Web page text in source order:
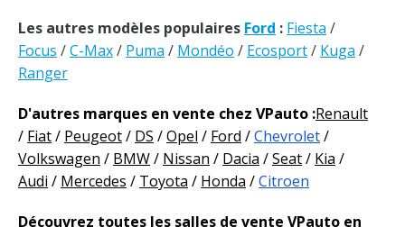
Les autres modèles populaires Ford : Fiesta /
Focus /C-Max/ Puma / Mondéo / Ecosport/ Kuga /
Ranger
D'autres marques en vente chez VPauto :Renault
/ Fiat/ Peugeot/ DS /Opel / Ford /Chevrolet/
Volkswagen / BMW/ Nissan / Dacia /Seat/ Kia /
Audi / Mercedes / Toyota / Honda /Citroen
Découvrez toutes les salles de vente VPauto en